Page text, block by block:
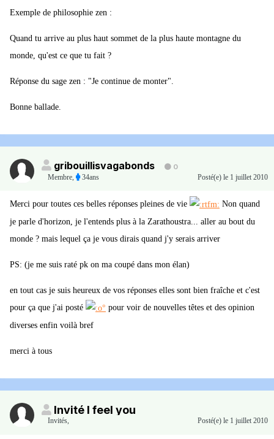
Exemple de philosophie zen :
Quand tu arrive au plus haut sommet de la plus haute montagne du
monde, qu'est ce que tu fait ?
Réponse du sage zen : "Je continue de monter".
Bonne ballade.
gribouillisvagabonds
0
Membre, 34ans Posté(e) le 1 juillet 2010
Merci pour toutes ces belles réponses pleines de vie
Non quand
je parle d'horizon, je l'entends plus à la Zarathoustra... aller au bout du
monde ? mais lequel ça je vous dirais quand j'y serais arriver
PS: (je me suis raté pk on ma coupé dans mon élan)
en tout cas je suis heureux de vos réponses elles sont bien fraîche et c'est
pour ça que j'ai posté
pour voir de nouvelles têtes et des opinion
diverses enfin voilà bref
merci à tous
Invité I feel you
Invités, Posté(e) le 1 juillet 2010